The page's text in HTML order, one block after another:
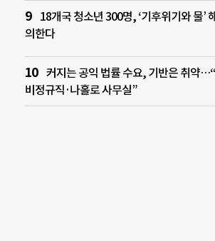
18개국 청소년 300명, ‘기후위기와 물’
의한다
커지는 공익 법률 수요, 기반은 취약
비정규직·나홀로 사무실”